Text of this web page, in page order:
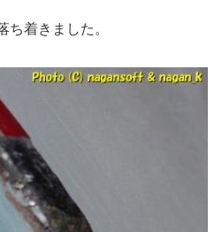
ち着きました。